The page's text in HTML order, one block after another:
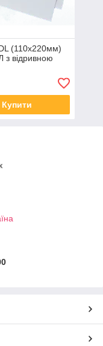
(110х220мм)
з відривною
Купити